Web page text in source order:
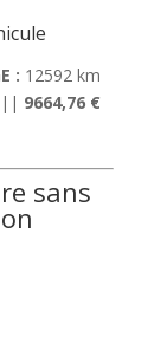
: 12592 km
|| 9664,76€
sans